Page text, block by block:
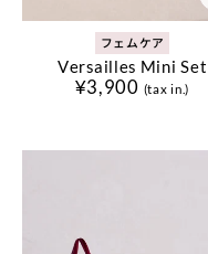
フェムケア
Versailles Mini Set
¥3,900 (tax in.)